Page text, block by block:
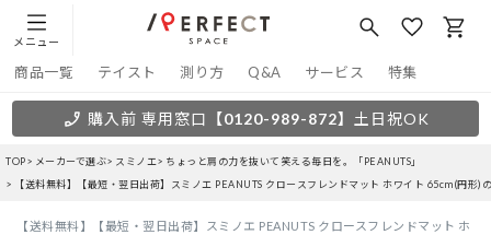
メニュー
商品一覧 テイスト 測り方 Q&A サービス 特集
購入前 専用窓口 【0120-989-872】 土日祝OK
TOP メーカーで選ぶ スミノエ
ちょっと肩の力を抜いて笑える毎日を。「PEANUTS」
【送料無料】【最短・翌日出荷】スミノエ PEANUTS クロースフレンドマット ホワイト 65cm(円形)
【送料無料】【最短・翌日出荷】スミノエ PEANUTS クロースフレンドマット ホ